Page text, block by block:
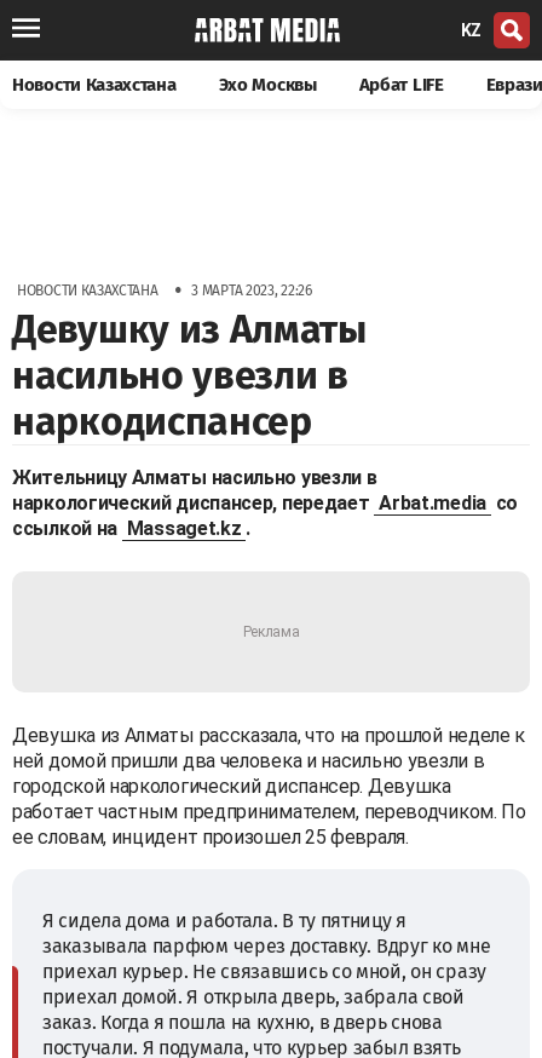
KZ
Новости Казахстана Эхо Москвы Арбат LIFE
НОВОСТИ КАЗАХСТАНА • 3 МАРТА 2023, 22:26
Девушку из Алматы
насильно увезли в
наркодиспансер
Жительницу Алматы насильно увезли в
наркологический диспансер, передает Arbat.media со
ссылкой на Massaget.kz .
Девушка из Алматы рассказала, что на прошлой неделе к
ней домой пришли два человека и насильно увезли в
городской наркологический диспансер. Девушка
работает частным предпринимателем, переводчиком. По
ее словам, инцидент произошел 25 февраля.
Я сидела дома и работала. В ту пятницу я
заказывала парфюм через доставку. Вдруг ко мне
приехал курьер. Не связавшись со мной, он сразу
приехал домой. Я открыла дверь, забрала свой
заказ. Когда я пошла на кухню, в дверь снова
постучали. Я подумала, что курьер забыл взять